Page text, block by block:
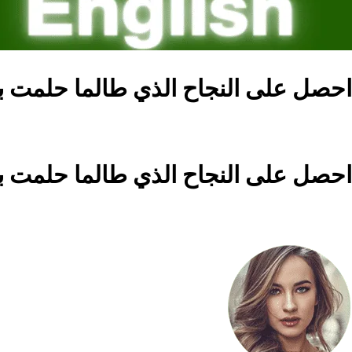
احصل على النجاح الذي طالما حلمت
احصل على النجاح الذي طالما حلمت